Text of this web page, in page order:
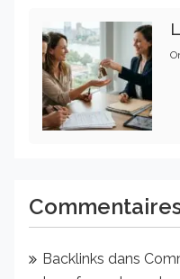
Backlinks dans